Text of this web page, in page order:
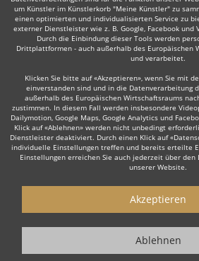
um Künstler im Künstlerkorb "Meine Künstler" zu
einen optimierten und individualisierten Service zu
externer Dienstleister wie z. B. Google, Facebook und
Durch die Einbindung dieser Tools werden
Drittplattformen - auch außerhalb des Europäischen
und verarbeitet.
Klicken Sie bitte auf «Akzeptieren», wenn Sie mit
einverstanden sind und in die Datenverarbeitung
außerhalb des Europäischen Wirtschaftsraums
zustimmen. In diesem Fall werden insbesondere
Dailymotion, Google Maps, Google Analytics und
Klick auf «Ablehnen» werden nicht unbedingt
Dienstleister deaktiviert. Durch einen Klick auf
individuelle Einstellungen treffen und bereits erteilte
Einstellungen erreichen Sie auch jederzeit über den
unserer Website.
Akzeptieren
Ablehnen